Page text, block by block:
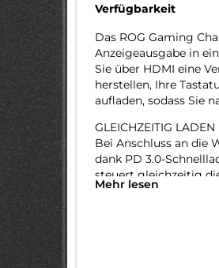
Verfügbarkeit
Das ROG Gaming
Anzeigeausgabe in
Sie über HDMI eine
herstellen, Ihre
aufladen, sodass Sie
GLEICHZEITIG
Bei Anschluss an die
dank PD 3.0-
steuert gleichzeitig
Geräte gleichzeitig
Mehr lesen